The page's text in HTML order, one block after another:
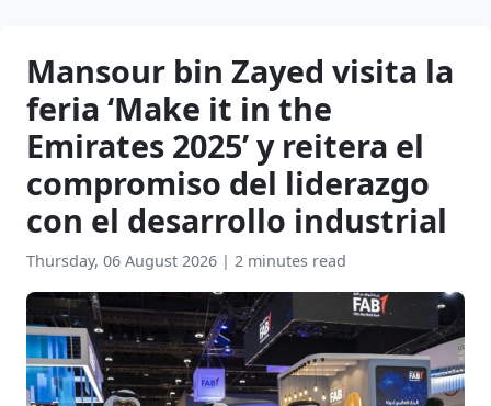
Mansour bin Zayed visita la
feria ‘Make it in the
Emirates 2025’ y reitera el
compromiso del liderazgo
con el desarrollo industrial
Thursday, 06 August 2026 | 2 minutes read